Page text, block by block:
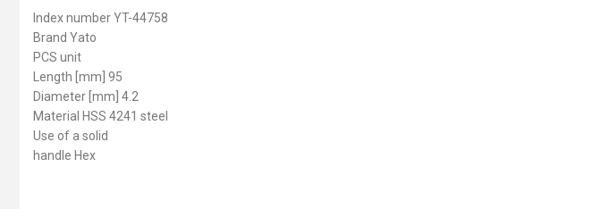
Index number YT-44758
Brand Yato
PCS unit
Length [mm] 95
Diameter [mm] 4.2
Material HSS 4241 steel
Use of a solid
handle Hex